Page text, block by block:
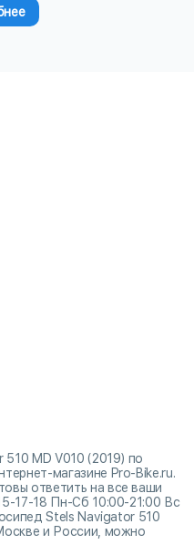
510 MD V010 (2019) по
магазине Pro-Bike.ru.
ответить на все ваши
17-18 Пн-Сб 10:00-21:00 Вс
Stels Navigator 510
и России, можно